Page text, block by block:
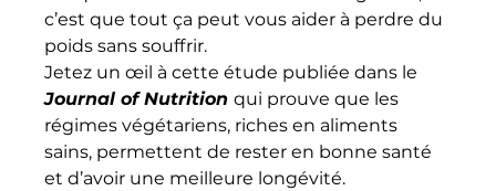
c’est que tout ça peut vous aider à perdre du
poids sans souffrir.
Jetez un œil à cette étude publiée dans le
Journal of Nutrition qui prouve que les
régimes végétariens, riches en aliments
sains, permettent de rester en bonne santé
et d’avoir une meilleure longévité.